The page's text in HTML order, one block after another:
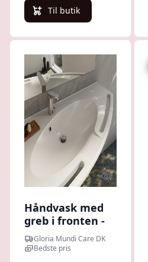
Til butik
Quick look
Håndvask med
greb i fronten -
seglformet
Gloria Mundi Care DK
Bedste pris